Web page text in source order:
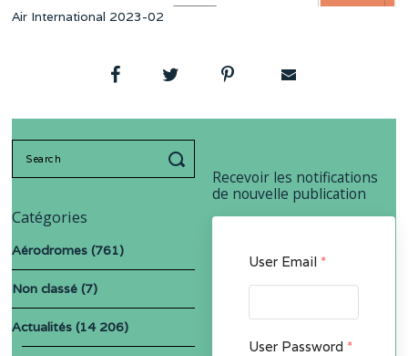
Air International 2023-02
Recevoir les notifications
de nouvelle publication
User Email *
User Password *
Catégories
Aérodromes (761)
Non classé (7)
Actualités (14 206)